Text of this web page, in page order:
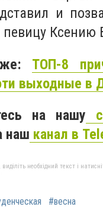
и
Ксению
ТОП-8
выходные в
на нашу
наш канал в
необхідний текст і
#весна